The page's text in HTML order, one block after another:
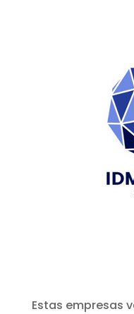
Estas empresas